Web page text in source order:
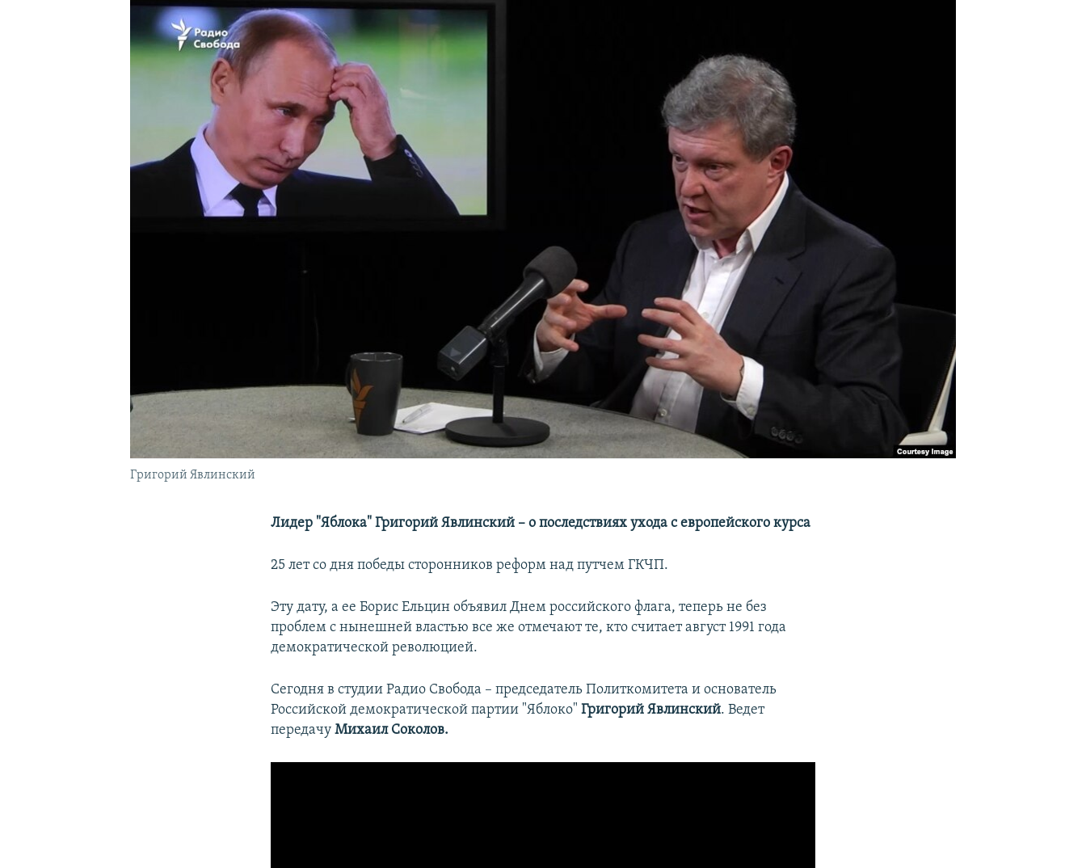
ПОДПИШИТЕСЬ НА РАССЫЛКУ
Григорий Явлинский
Лидер "Яблока" Григорий Явлинский – о последствиях ухода с европейского курса
25 лет со дня победы сторонников реформ над путчем ГКЧП.
Эту дату, а ее Борис Ельцин объявил Днем российского флага, теперь не без
проблем с нынешней властью все же отмечают те, кто считает август 1991 года
демократической революцией.
Сегодня в студии Радио Свобода – председатель Политкомитета и основатель
Российской демократической партии "Яблоко"Григорий Явлинский. Ведет
передачуМихаил Соколов.